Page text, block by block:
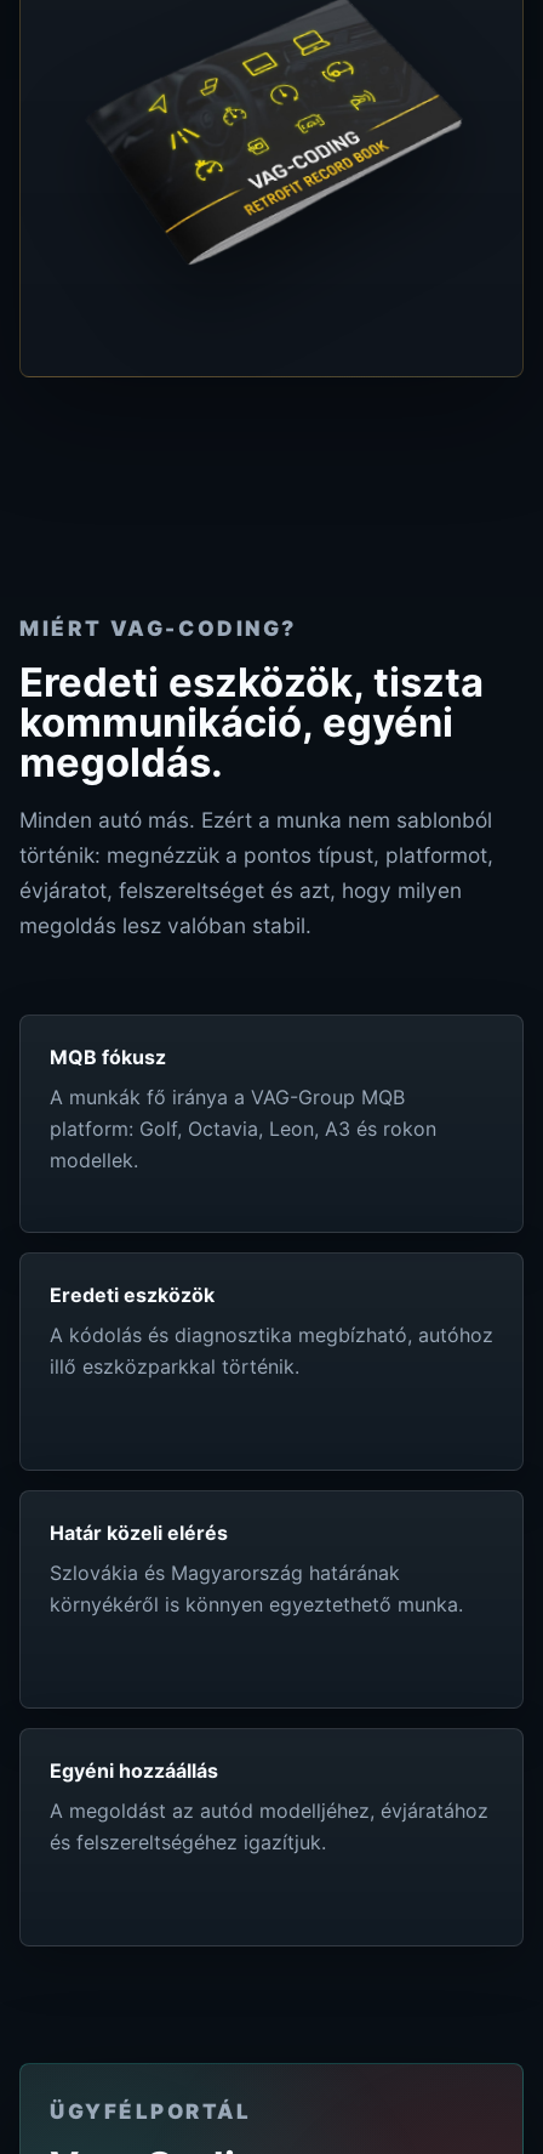
MIÉRT VAG-CODING?
Eredeti eszközök, tiszta
kommunikáció, egyéni
megoldás.
Minden autó más. Ezért a munka nem sablonból
történik: megnézzük a pontos típust, platformot,
évjáratot, felszereltséget és azt, hogy milyen
megoldás lesz valóban stabil.
MQB fókusz
A munkák fő iránya a VAG-Group MQB
platform: Golf, Octavia, Leon, A3 és rokon
modellek.
Eredeti eszközök
A kódolás és diagnosztika megbízható, autóhoz
illő eszközparkkal történik.
Határ közeli elérés
Szlovákia és Magyarország határának
környékéről is könnyen egyeztethető munka.
Egyéni hozzáállás
A megoldást az autód modelljéhez, évjáratához
és felszereltségéhez igazítjuk.
ÜGYFÉLPORTÁL